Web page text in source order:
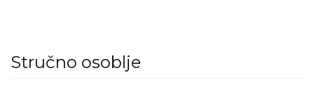
Stručno osoblje